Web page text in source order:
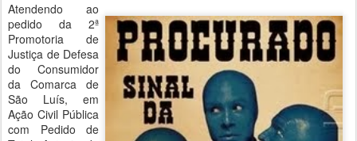
Atendendo ao
pedido da 2ª
Promotoria de
Justiça de Defesa
do Consumidor
da Comarca de
São Luís, em
Ação Civil Pública
com Pedido de